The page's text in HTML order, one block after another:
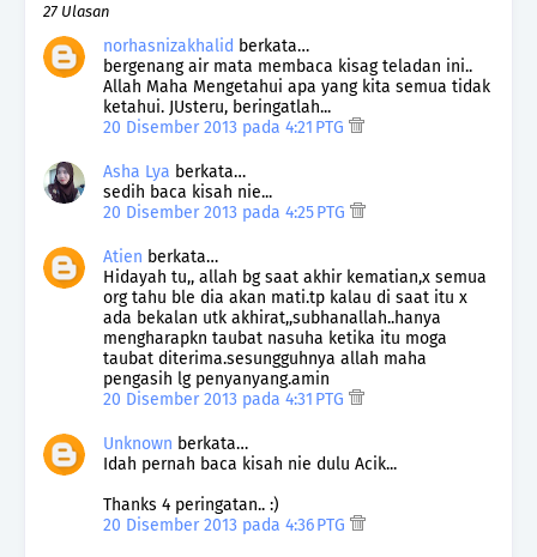
27 Ulasan
norhasnizakhalid berkata…
bergenang air mata membaca kisag teladan ini..
Allah Maha Mengetahui apa yang kita semua tidak
ketahui. JUsteru, beringatlah...
20 Disember 2013 pada 4:21 PTG
Asha Lya berkata…
sedih baca kisah nie...
20 Disember 2013 pada 4:25 PTG
Atien berkata…
Hidayah tu,, allah bg saat akhir kematian,x semua
org tahu ble dia akan mati.tp kalau di saat itu x
ada bekalan utk akhirat,,subhanallah..hanya
mengharapkn taubat nasuha ketika itu moga
taubat diterima.sesungguhnya allah maha
pengasih lg penyanyang.amin
20 Disember 2013 pada 4:31 PTG
Unknown berkata…
Idah pernah baca kisah nie dulu Acik...
Thanks 4 peringatan.. :)
20 Disember 2013 pada 4:36 PTG